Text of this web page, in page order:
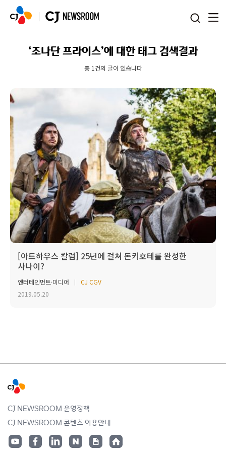
‘조나단 프라이스’에 대한 태그 검색결과
총 1건의 글이 있습니다
[아트하우스 칼럼] 25년에 걸쳐 돈키호테를 완성한
사나이?
엔터테인먼트·미디어
CJ CGV
2019.05.20
CJ NEWSROOM 운영정책
CJ NEWSROOM 콘텐츠 이용안내